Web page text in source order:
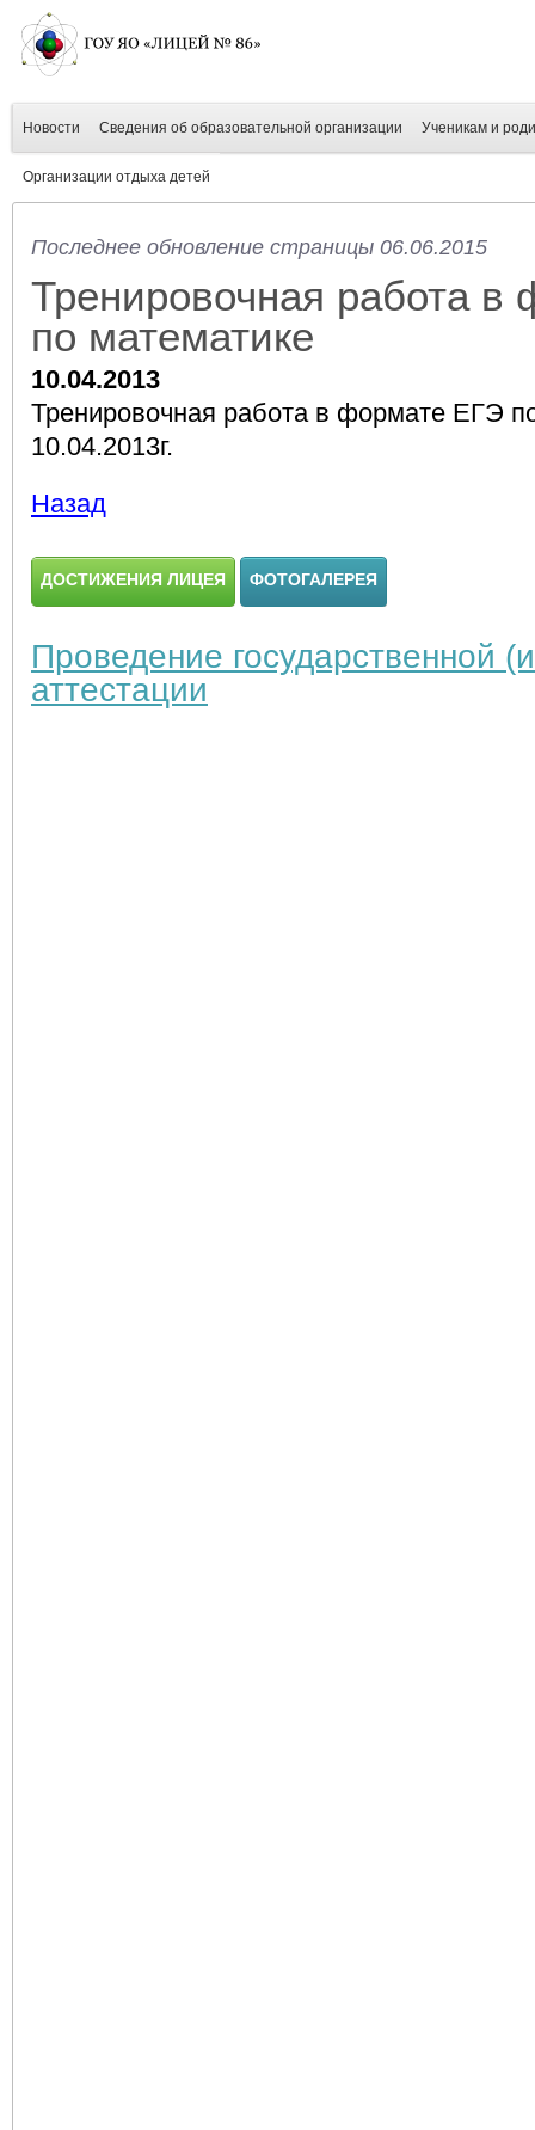
Новости Сведения об образовательной организации Ученикам и
Организации отдыха детей
Последнее обновление страницы 06.06.2015
Тренировочная работа
по математике
10.04.2013
Тренировочная работа в формате ЕГЭ
10.04.2013г.
Назад
ДОСТИЖЕНИЯ ЛИЦЕЯ ФОТОГАЛЕРЕЯ
Проведение государственной
аттестации